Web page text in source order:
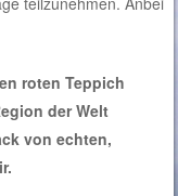
roten Teppich
der Welt
von echten,